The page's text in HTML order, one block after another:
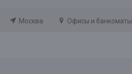
Москва Офисы и банкоматы